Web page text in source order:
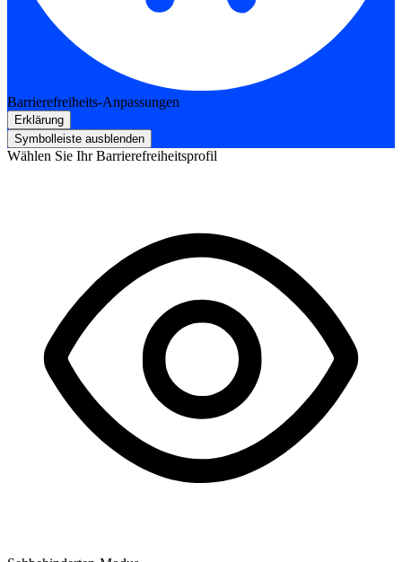
Barrierefreiheits-Anpassungen
Erklärung
Symbolleiste ausblenden
Wählen Sie Ihr Barrierefreiheitsprofil